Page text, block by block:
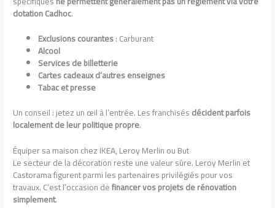
dotation Cadhoc.
Exclusions courantes: Carburant
Alcool
Services de billetterie
Cartes cadeaux d’autres enseignes
Tabac et presse
Un conseil : jetez un œil à l’entrée. Les franchisésdécident parfois
localement de leur politique propre.
Équiper sa maison chez IKEA, Leroy Merlin ou But
Le secteur de la décoration reste une valeur sûre. Leroy Merlin et
Castorama figurent parmi les partenaires privilégiés pour vos
travaux. C’est l’occasion definancer vos projets de rénovation
simplement.